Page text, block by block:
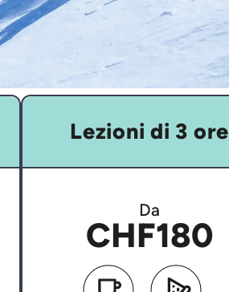
Lezioni di 3 ore
Da
CHF180